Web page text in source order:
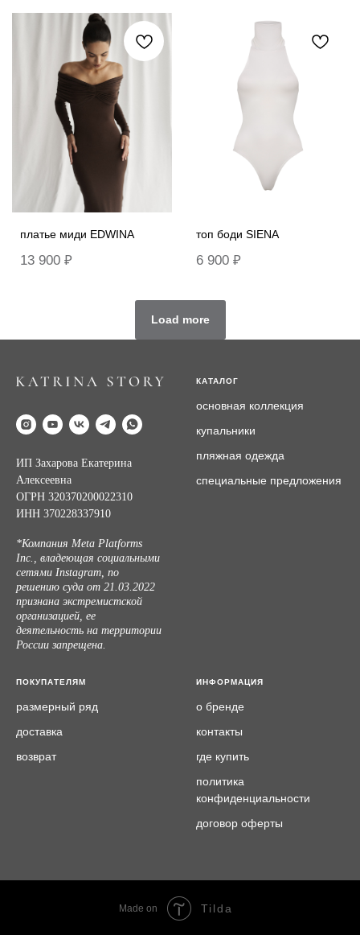
платье миди EDWINA
13 900 ₽
топ боди SIENA
6 900 ₽
Load more
ИП Захарова Екатерина
Алексеевна
ОГРН 320370200022310
ИНН 370228337910
*Компания Meta Platforms
Inc., владеющая социальными
сетями Instagram, по
решению суда от 21.03.2022
признана экстремистской
организацией, ее
деятельность на территории
России запрещена.
КАТАЛОГ
основная коллекция
купальники
пляжная одежда
специальные предложения
ПОКУПАТЕЛЯМ
размерный ряд
доставка
возврат
ИНФОРМАЦИЯ
о бренде
контакты
где купить
политика
конфиденциальности
договор оферты
Made on Tilda